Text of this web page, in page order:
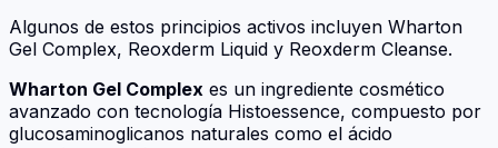
Algunos de estos principios activos incluyen Wharton
Gel Complex, Reoxderm Liquid y Reoxderm Cleanse.
Wharton Gel Complex es un ingrediente cosmético
avanzado con tecnología Histoessence, compuesto por
glucosaminoglicanos naturales como el ácido